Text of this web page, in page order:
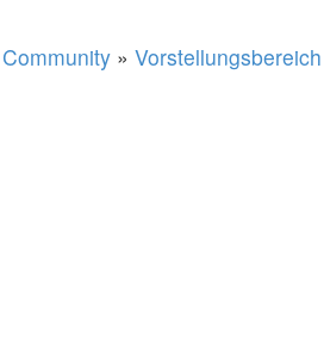
Community » Vorstellungsbereich